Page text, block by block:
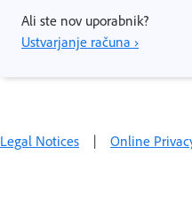
Ali ste nov uporabnik?
Ustvarjanje računa ›
Legal Notices | Online